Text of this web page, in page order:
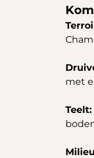
met
Teelt: